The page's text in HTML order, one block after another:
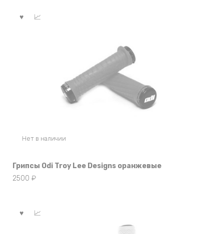
Нет в наличии
Грипсы Odi Troy Lee Designs оранжевые
2500 ₽